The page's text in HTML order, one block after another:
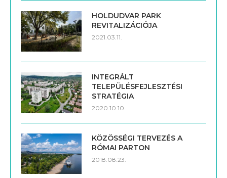
HOLDUDVAR PARK
REVITALIZÁCIÓJA
2021.03.11.
INTEGRÁLT
TELEPÜLÉSFEJLESZTÉSI
STRATÉGIA
2020.10.10.
KÖZÖSSÉGI TERVEZÉS A
RÓMAI PARTON
2018.08.23.